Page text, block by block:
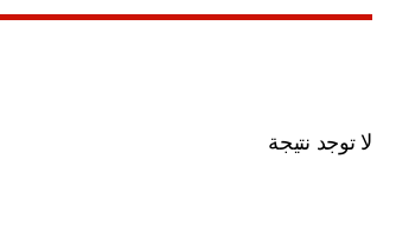
لا توجد نتيجة